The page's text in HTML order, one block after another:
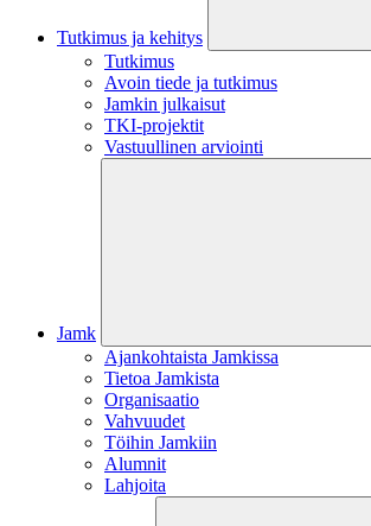
Tutkimus ja kehitys
Tutkimus
Avoin tiede ja tutkimus
Jamkin julkaisut
TKI-projektit
Vastuullinen arviointi
Jamk
Ajankohtaista Jamkissa
Tietoa Jamkista
Organisaatio
Vahvuudet
Töihin Jamkiin
Alumnit
Lahjoita